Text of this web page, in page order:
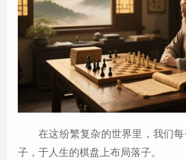
在这纷繁复杂的世界里，我们
子，于人生的棋盘上布局落子。